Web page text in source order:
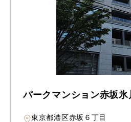
パークマンション赤坂氷
東京都港区赤坂６丁目